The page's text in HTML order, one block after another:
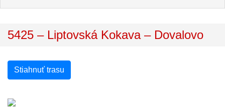
5425 – Liptovská Kokava – Dovalovo
Stiahnuť trasu